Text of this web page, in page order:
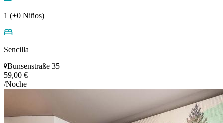
1 (+0 Niños)
Sencilla
Bunsenstraße 35
59,00 €
/Noche